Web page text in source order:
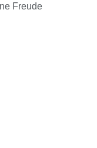
Freude